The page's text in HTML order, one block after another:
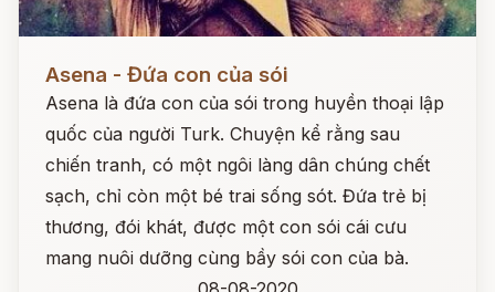
Asena - Đứa con của sói
Asena là đứa con của sói trong huyền thoại lập
quốc của người Turk. Chuyện kể rằng sau
chiến tranh, có một ngôi làng dân chúng chết
sạch, chỉ còn một bé trai sống sót. Đứa trẻ bị
thương, đói khát, được một con sói cái cưu
mang nuôi dưỡng cùng bầy sói con của bà.